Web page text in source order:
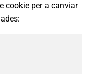
cookie per a canviar